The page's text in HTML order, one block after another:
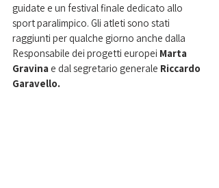
guidate e un festival finale dedicato allo
sport paralimpico. Gli atleti sono stati
raggiunti per qualche giorno anche dalla
Responsabile dei progetti europei Marta
Gravina e dal segretario generale Riccardo
Garavello.